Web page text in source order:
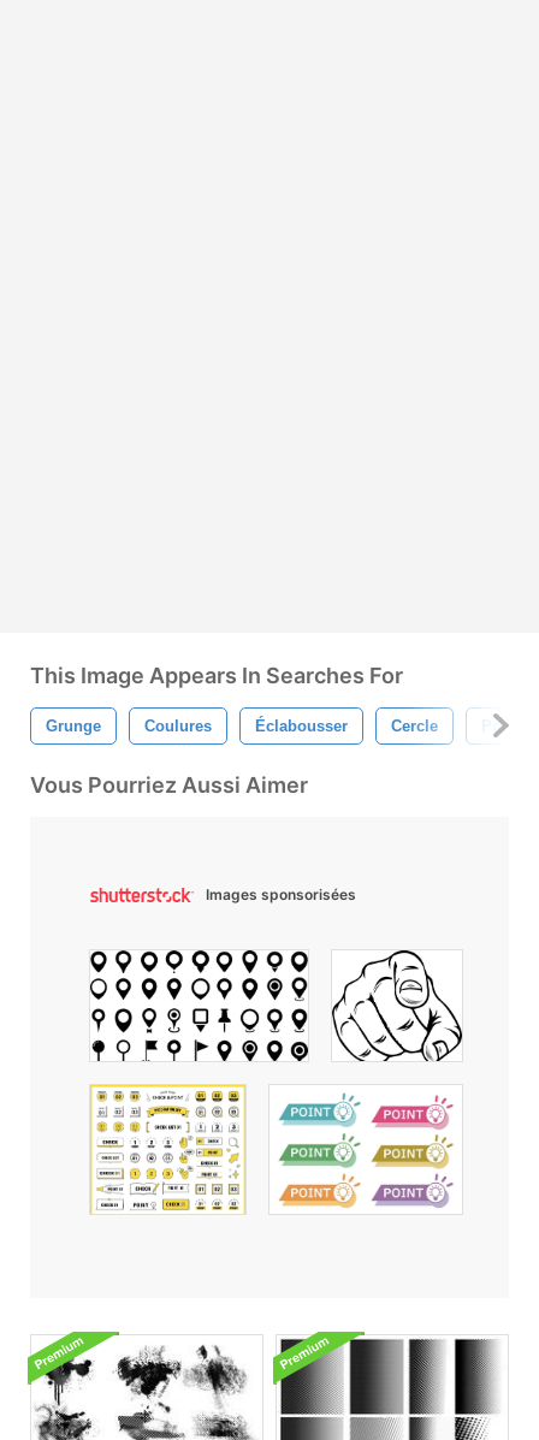
This Image Appears In Searches For
Grunge Coulures Éclabousser Cercle Point
Vous Pourriez Aussi Aimer
Images sponsorisées